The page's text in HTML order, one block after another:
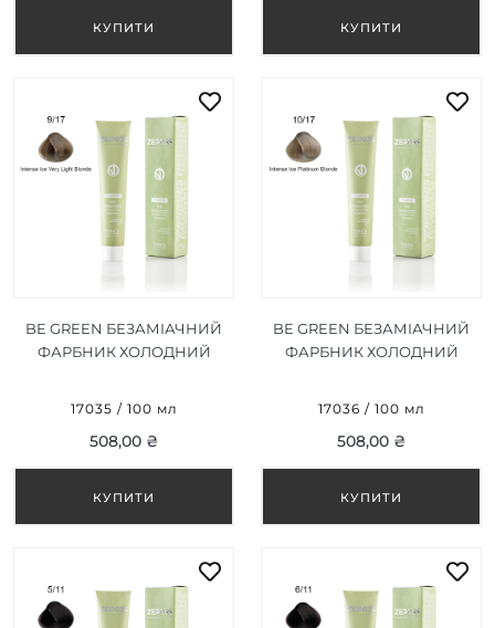
BE GREEN БЕЗАМІАЧНИЙ
ФАРБНИК ХОЛОДНИЙ
17035 / 100 мл
508,00 ₴
BE GREEN БЕЗАМІАЧНИЙ
ФАРБНИК ХОЛОДНИЙ
17036 / 100 мл
508,00 ₴